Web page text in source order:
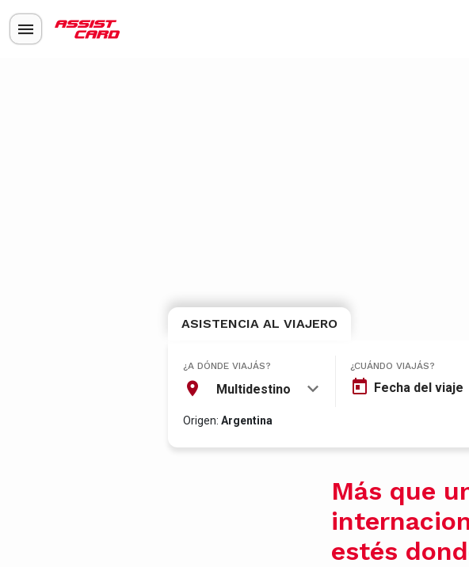
ASISTENCIA AL VIAJERO
¿A DÓNDE VIAJÁS?
Multidestino
¿CUÁNDO VIAJÁS?
Fecha del viaje
Origen: Argentina
Más que
estés